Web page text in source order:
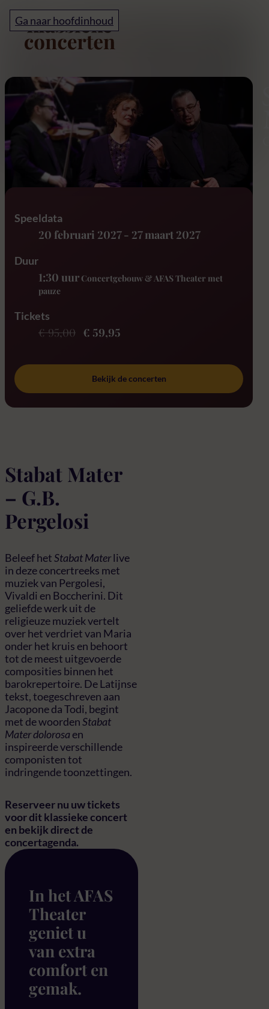
Ga naar hoofdinhoud
Stabat Mater – G.B.
Speeldata
20 februari 2027- 27 maart 2027
Duur
1:30 uur Concertgebouw & AFAS Theater met
pauze
Tickets
€ 95,00 € 59,95
Bekijk de concerten
Stabat Mater
– G.B.
Pergelosi
Beleef hetStabat Materlive
in deze concertreeks met
muziek van Pergolesi,
Vivaldi en Boccherini. Dit
geliefde werk uit de
religieuze muziek vertelt
over het verdriet van Maria
onder het kruis en behoort
tot de meest uitgevoerde
composities binnen het
barokrepertoire. De Latijnse
tekst, toegeschreven aan
Jacopone da Todi, begint
met de woordenStabat
Mater dolorosa en
inspireerde verschillende
componisten tot
indringende toonzettingen.
Reserveer nu uw tickets
voor dit klassieke concert
en bekijk direct de
concertagenda.
In het AFAS
Theater
geniet u
van extra
comfort en
gemak.